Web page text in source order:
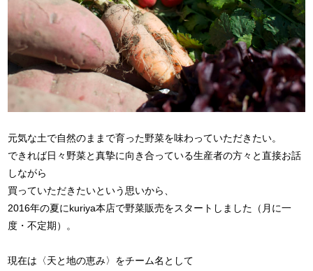
元気な土で自然のままで育った野菜を味わっていただきたい。
できれば日々野菜と真摯に向き合っている生産者の方々と直接お話
しながら
買っていただきたいという思いから、
2016年の夏にkuriya本店で野菜販売をスタートしました（月に一
度・不定期）。
現在は〈天と地の恵み〉をチーム名として